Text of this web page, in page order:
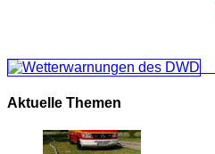
Aktuelle Themen